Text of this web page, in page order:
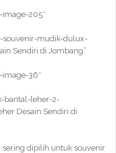
205″
mudik-dulux-
Sendiri di Jombang”
image-36″
leher-2-
Desain Sendiri di
sering dipilih untuk souvenir